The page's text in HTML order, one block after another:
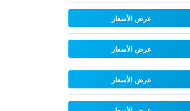
عرض الأسعار
عرض الأسعار
عرض الأسعار